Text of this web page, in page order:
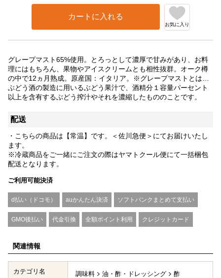
カートに入れる
お気に入り
グレープマスト65%使用。とろっとして濃厚で甘みがあり、お料
理にはもちろん、果物やアイスクリームとも相性抜群。オーク樽
の中で12ヵ月熟成。原産国：イタリア。※グレープマストとは…
ぶどう酒の製造に用いるぶどう果汁で、酒精分１容量パーセント
以上を含有するぶどう搾汁やそれを濃縮したもののことです。
配送
・こちらの商品は【常温】です。＜佐川急便＞にてお届けいたし
ます。
※冷蔵商品をご一緒にご注文の際はヤマトクール便にて一括梱包
配送となります。
ご利用可能決済
d払い（ドコモ） auかんたん決済 ソフトバンクまとめて支払い
GMO後払い 代金引換 全額ポイント利用 クレジットカード
関連情報
カテゴリ名 調味料 油・酢・ドレッシング
酢